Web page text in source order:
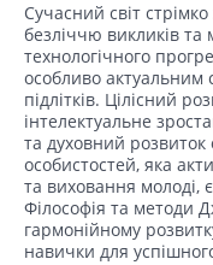
Сучасний світ
безліччю викликів та
технологічного
особливо актуальним
підлітків. Цілісний
інтелектуальне
та духовний розвиток
особистостей, яка
та виховання
Філософія та методи
гармонійному
навички для